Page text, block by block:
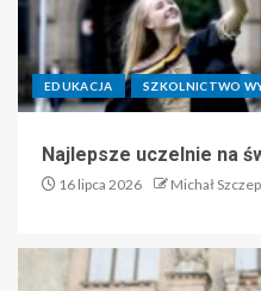
EDUKACJA SZKOLNICTWO
Najlepsze uczelnie na
16 lipca 2026 Michał